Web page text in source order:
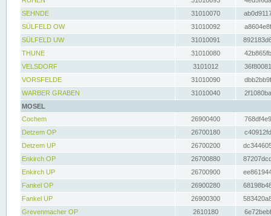
SEHNDE
31010070
SÜLFELD OW
31010092
SÜLFELD UW
31010091
THUNE
31010080
VELSDORF
3101012
VORSFELDE
31010090
WARBER GRABEN
31010040
MOSEL
Cochem
26900400
Detzem OP
26700180
Detzem UP
26700200
Enkirch OP
26700880
Enkirch UP
26700900
Fankel OP
26900280
Fankel UP
26900300
Grevenmacher OP
2610180